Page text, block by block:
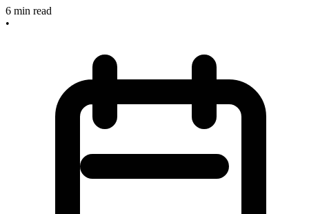
6 min read
•